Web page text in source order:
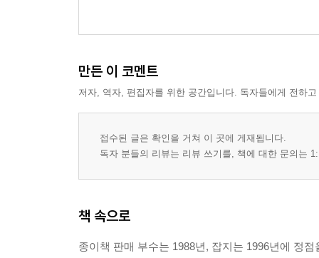
만든 이 코멘트
저자, 역자, 편집자를 위한 공간입니다. 독자들에게 전하
접수된 글은 확인을 거쳐 이 곳에 게재됩니다.
독자 분들의 리뷰는 리뷰 쓰기를, 책에 대한 문의는
책 속으로
종이책 판매 부수는 1988년, 잡지는 1996년에 정